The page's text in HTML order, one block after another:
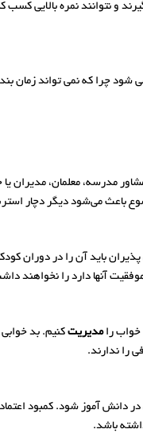
و نتوانند نمره بالایی کسب
چرا که نمی تواند زمان
مدرسه، معلمان، مدیران یا
باعث می‌شود دیگر دچار
باید آن را در دوران
آنها دارد را نخواهند
خواب رامدیریت کنیم. بد
را ندارند.
دانش آموز شود. کمبود
باشد.